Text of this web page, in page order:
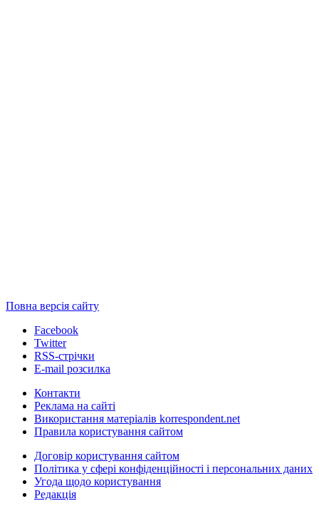
Повна версія сайту
Facebook
Twitter
RSS-стрічки
E-mail розсилка
Контакти
Реклама на сайті
Використання матеріалів korrespondent.net
Правила користування сайтом
Договір користування сайтом
Політика у сфері конфіденційності і персональних даних
Угода щодо користування
Редакція